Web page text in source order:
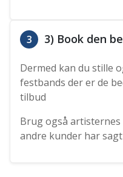
3 3) Book den
Dermed kan du stille
festbands der er de
tilbud
Brug også artisternes
andre kunder har